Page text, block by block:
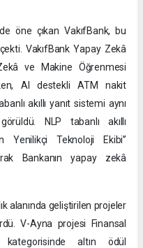
öne çıkan VakıfBank, bu
VakıfBank Yapay Zekâ
ve Makine Öğrenmesi
AI destekli ATM nakit
akıllı yanıt sistemi aynı
NLP tabanlı akıllı
Yenilikçi Teknoloji Ekibi”
Bankanın yapay zekâ
alanında geliştirilen projeler
V-Ayna projesi Finansal
altın ödül